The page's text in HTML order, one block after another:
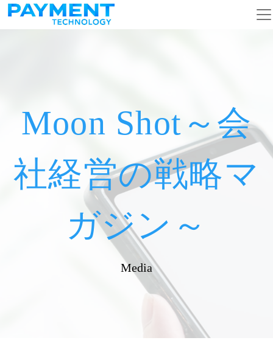
コンテンツへスキップ
メインナビゲーション
Moon Shot～会
社経営の戦略マ
ガジン～
Media